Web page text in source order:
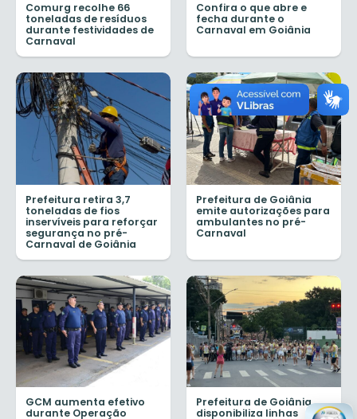
Comurg recolhe 66
toneladas de resíduos
durante festividades de
Carnaval
Confira o que abre e
fecha durante o
Carnaval em Goiânia
Prefeitura retira 3,7
toneladas de fios
inservíveis para reforçar
segurança no pré-
Carnaval de Goiânia
Prefeitura de Goiânia
emite autorizações para
ambulantes no pré-
Carnaval
GCM aumenta efetivo
durante Operação
Prefeitura de Goiânia
disponibiliza linhas